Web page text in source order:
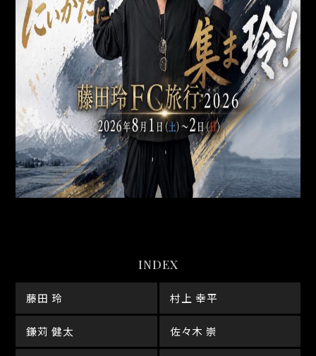
INDEX
藤田 玲 村上 幸平
鎌苅 健太 佐々木 崇